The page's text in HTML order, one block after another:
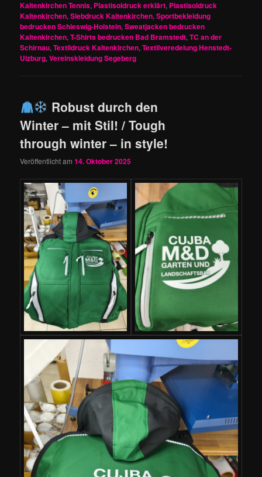
Kaltenkirchen Tennis, Plastisoldruck erklärt, Plastisoldruck
Kaltenkirchen,Siebdruck Kaltenkirchen,Sportbekleidung
bedrucken Schleswig-Holstein,Sweatjacken bedrucken
Kaltenkirchen,T-Shirts bedrucken Bad Bramstedt,TC an der
Schirnau,Textildruck Kaltenkirchen,Textilveredelung Henstedt-
Ulzburg,Vereinskleidung Segeberg
Robust durch den
Winter – mit Stil! / Tough
through winter – in style!
Veröffentlicht am14. Oktober 2025